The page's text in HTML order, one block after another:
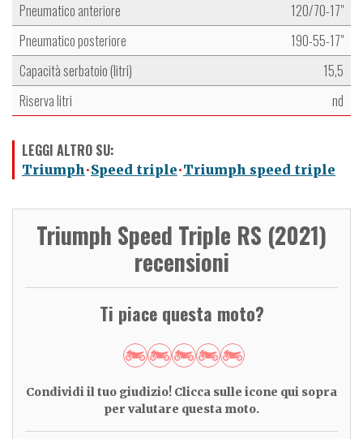
Pneumatico anteriore
120/70-17"
Pneumatico posteriore
190-55-17"
Capacità serbatoio (litri)
15,5
Riserva litri
nd
LEGGI ALTRO SU:
Triumph Speed triple Triumph speed triple
Triumph Speed Triple RS (2021)
recensioni
Ti piace questa moto?
Condividi il tuo giudizio! Clicca sulle icone qui sopra
per valutare questa moto.